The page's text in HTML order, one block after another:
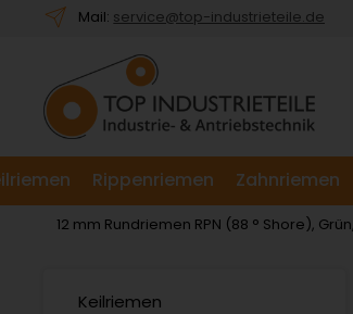
Willkommen.
für
das
Barrierefreiheitsmenü
Mail: service@top-industrieteile.de
Rippenriemen Zahnriemen
12 mm Rundriemen RPN (88 ° Shore),
Keilriemen